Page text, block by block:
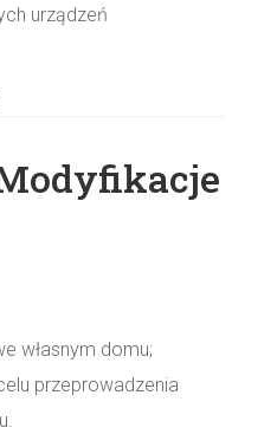
urządzeń
własnym domu;
przeprowadzenia